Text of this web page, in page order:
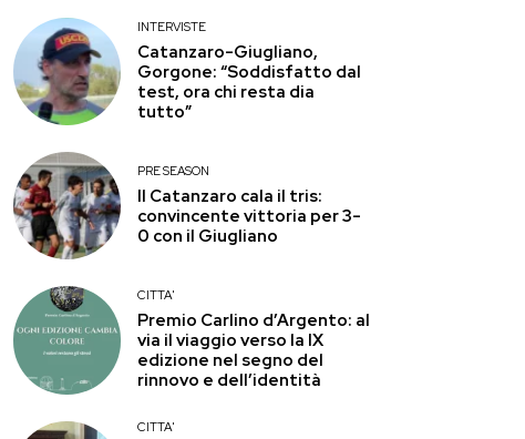
INTERVISTE
Catanzaro-Giugliano,
Gorgone: “Soddisfatto dal
test, ora chi resta dia
tutto”
PRE SEASON
Il Catanzaro cala il tris:
convincente vittoria per 3-
0 con il Giugliano
CITTA'
Premio Carlino d’Argento: al
via il viaggio verso la IX
edizione nel segno del
rinnovo e dell’identità
CITTA'